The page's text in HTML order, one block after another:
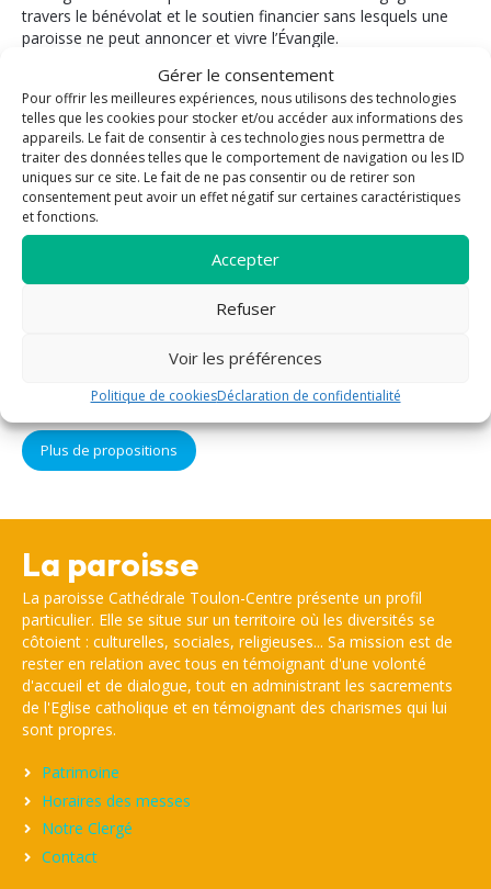
Gérer le consentement
Pour offrir les meilleures expériences, nous utilisons des technologies
telles que les cookies pour stocker et/ou accéder aux informations des
appareils. Le fait de consentir à ces technologies nous permettra de
traiter des données telles que le comportement de navigation ou les ID
uniques sur ce site. Le fait de ne pas consentir ou de retirer son
consentement peut avoir un effet négatif sur certaines caractéristiques
et fonctions.
Accepter
Refuser
Voir les préférences
Politique de cookiesDéclaration de confidentialité
travers le bénévolat et le soutien financier sans lesquels une
paroisse ne peut annoncer et vivre l’Évangile.
La paroisse vous propose
Bénévolat
Enfants / Jeunes
Evangélisation
Formation
Vie fraternelle
Pastorale des
funérailles
Mariage
malades
réconciliation
Baptême
Plus de propositions
La paroisse
La paroisse Cathédrale Toulon-Centre présente un profil
particulier. Elle se situe sur un territoire où les diversités se
côtoient : culturelles, sociales, religieuses... Sa mission est de
rester en relation avec tous en témoignant d'une volonté
d'accueil et de dialogue, tout en administrant les sacrements
de l'Eglise catholique et en témoignant des charismes qui lui
sont propres.
Patrimoine
Horaires des messes
Notre Clergé
Contact